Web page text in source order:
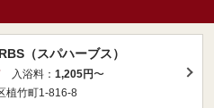
（スパハーブス）
入浴料： 1,205円〜
植竹町1-816-8